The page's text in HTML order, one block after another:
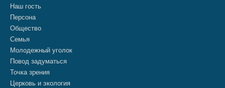
Наш гость
Персона
Общество
Семья
Молодежный уголок
Повод задуматься
Точка зрения
Церковь и экология